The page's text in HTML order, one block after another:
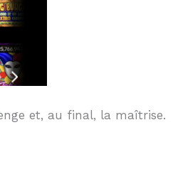
et, au final, la maîtrise.